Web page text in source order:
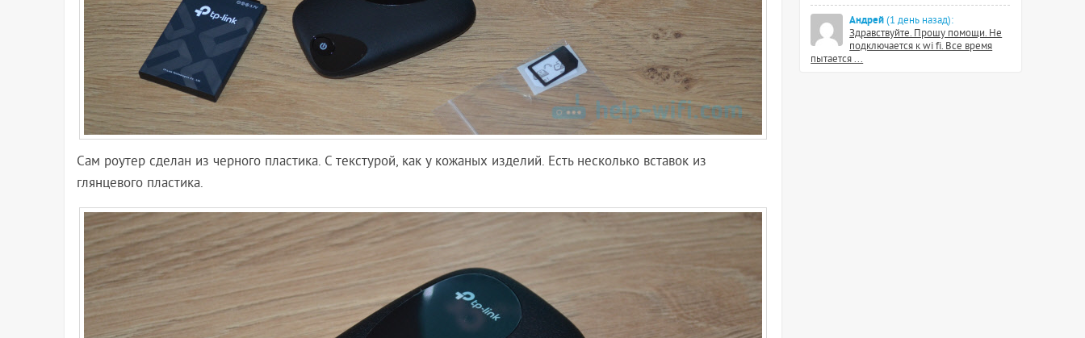
Сам роутер сделан из черного пластика. С текстурой, как у кожаных изделий. Есть несколько вставок из
глянцевого пластика.
Андрей (1 день назад):
Здравствуйте. Прошу помощи. Не
подключается к wi fi. Все время
пытается ...